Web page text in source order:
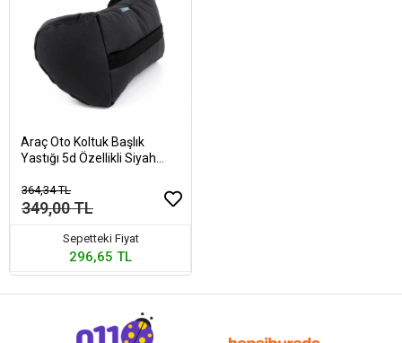
Araç Oto Koltuk Başlık
Yastığı 5d Özellikli Siyah
364,34 TL
349,00 TL
Sepetteki Fiyat
296,65 TL